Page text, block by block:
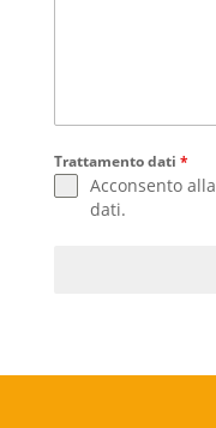
Trattamento dati *
Acconsento alla
dati.